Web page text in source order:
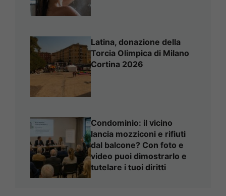
Latina, donazione della
Torcia Olimpica di Milano
Cortina 2026
Condominio: il vicino
lancia mozziconi e rifiuti
dal balcone? Con foto e
video puoi dimostrarlo e
tutelare i tuoi diritti